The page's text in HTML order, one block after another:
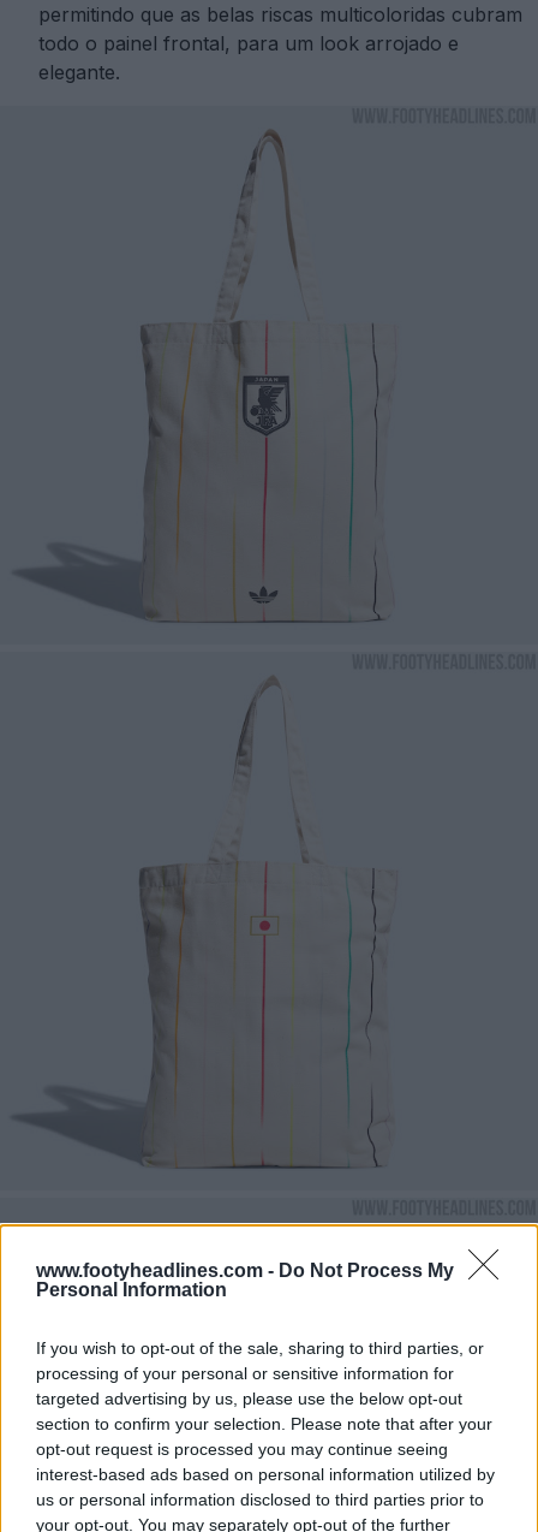
www.footyheadlines.com - Do Not Process My
Personal Information
If you wish to opt-out of the sale, sharing to third parties, or
processing of your personal or sensitive information for
targeted advertising by us, please use the below opt-out
section to confirm your selection. Please note that after your
opt-out request is processed you may continue seeing
interest-based ads based on personal information utilized by
us or personal information disclosed to third parties prior to
your opt-out. You may separately opt-out of the further
permitindo que as belas riscas multicoloridas cubram
todo o painel frontal, para um look arrojado e
elegante.